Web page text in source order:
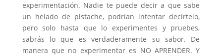
experimentación. Nadie te puede decir a que sabe
un helado de pistache, podrían intentar decírtelo,
pero solo hasta que lo experimentes y pruebes,
sabrás lo que es verdaderamente su sabor. De
manera que no experimentar es NO APRENDER. Y